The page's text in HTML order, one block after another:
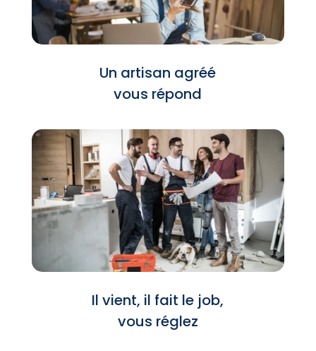
Un artisan agréé
vous répond
Il vient, il fait le job,
vous réglez